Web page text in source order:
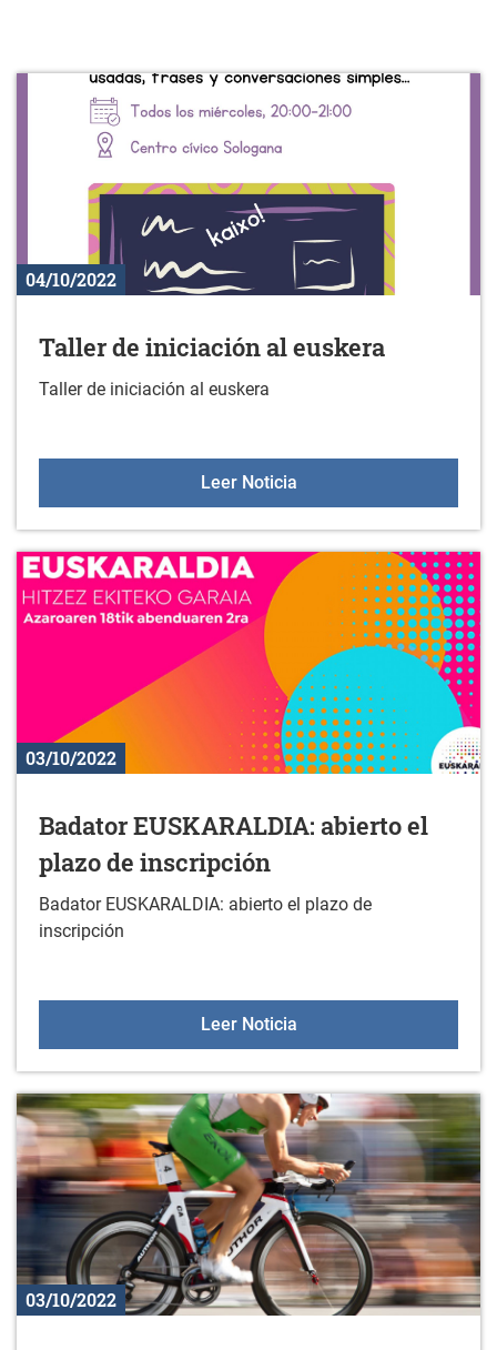
04/10/2022
Taller de iniciación al euskera
Taller de iniciación al euskera
Leer NoticiaTaller de iniciación al
03/10/2022
Badator EUSKARALDIA: abierto el
plazo de inscripción
Badator EUSKARALDIA: abierto el plazo de
inscripción
Leer NoticiaBadator
03/10/2022